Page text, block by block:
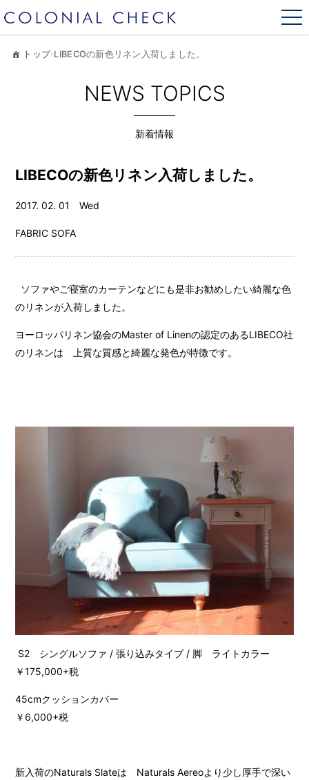
トップ›LIBECOの新色リネン入荷しました。
NEWS TOPICS
新着情報
LIBECOの新色リネン入荷しました。
2017. 02. 01 Wed
FABRIC SOFA
ソファやご寝室のカーテンなどにも是非お勧めしたい綺麗な色
のリネンが入荷しました。
ヨーロッパリネン協会のMaster of Linenの認定のあるLIBECO社
のリネンは 上質な質感と綺麗な発色が特徴です。
S2 シングルソファ / 張り込みタイプ / 脚 ライトカラー
￥175,000+税
45cmクッションカバー
￥6,000+税
新入荷のNaturals Slateは Naturals Aereoより少し厚手で深い